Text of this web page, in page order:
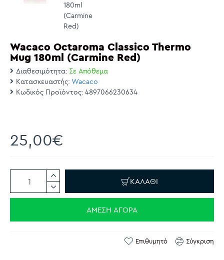
Wacaco Octaroma Classico Thermo
Mug 180ml (Carmine Red)
Διαθεσιμότητα: Σε Απόθεμα
Κατασκευαστής: Wacaco
Κωδικός Προϊόντος: 4897066230634
25,00€
ΚΑΛΆΘΙ
ΆΜΕΣΗ ΑΓΟΡΆ
Επιθυμητό Σύγκριση